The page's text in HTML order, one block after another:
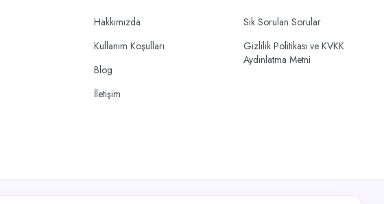
Hakkımızda
Kullanım Koşulları
Blog
İletişim
Sık Sorulan Sorular
Gizlilik Politikası ve KVKK
Aydınlatma Metni